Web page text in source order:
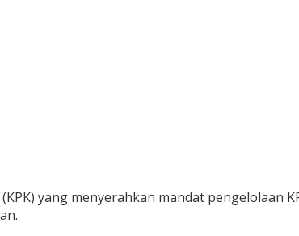
yang menyerahkan mandat pengelolaan